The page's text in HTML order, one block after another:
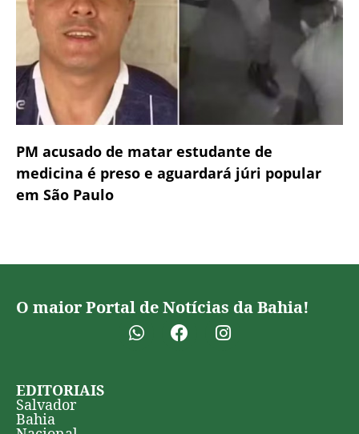
PM acusado de matar estudante de
medicina é preso e aguardará júri popular
em São Paulo
O maior Portal de Notícias da Bahia!
EDITORIAIS
Salvador
Bahia